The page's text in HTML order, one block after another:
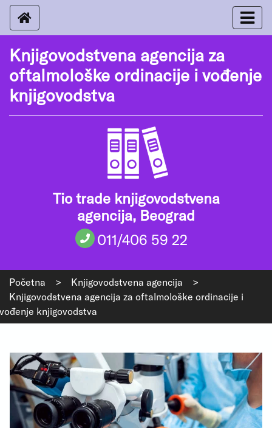
Knjigovodstvena agencija za
oftalmološke ordinacije i vođenje
knjigovodstva
Tio trade knjigovodstvena
agencija, Beograd
011/406 59 22
Početna > Knjigovodstvena agencija
>
Knjigovodstvena agencija za oftalmološke ordinacije i
vođenje knjigovodstva